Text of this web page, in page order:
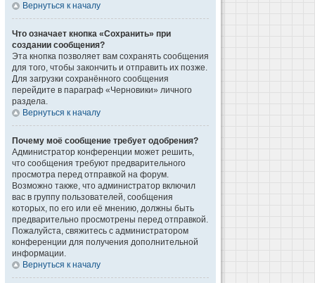
Вернуться к началу
Что означает кнопка «Сохранить» при
создании сообщения?
Эта кнопка позволяет вам сохранять сообщения
для того, чтобы закончить и отправить их позже.
Для загрузки сохранённого сообщения
перейдите в параграф «Черновики» личного
раздела.
Вернуться к началу
Почему моё сообщение требует одобрения?
Администратор конференции может решить,
что сообщения требуют предварительного
просмотра перед отправкой на форум.
Возможно также, что администратор включил
вас в группу пользователей, сообщения
которых, по его или её мнению, должны быть
предварительно просмотрены перед отправкой.
Пожалуйста, свяжитесь с администратором
конференции для получения дополнительной
информации.
Вернуться к началу